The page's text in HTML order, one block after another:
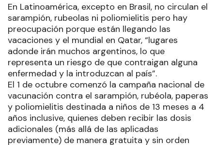
En Latinoamérica, excepto en Brasil, no circulan el
sarampión, rubeolas ni poliomielitis pero hay
preocupación porque están llegando las
vacaciones y el mundial en Qatar, “lugares
adonde irán muchos argentinos, lo que
representa un riesgo de que contraigan alguna
enfermedad y la introduzcan al país”.
El 1 de octubre comenzó la campaña nacional de
vacunación contra el sarampión, rubéola, paperas
y poliomielitis destinada a niños de 13 meses a 4
años inclusive, quienes deben recibir las dosis
adicionales (más allá de las aplicadas
previamente) de manera gratuita y sin orden